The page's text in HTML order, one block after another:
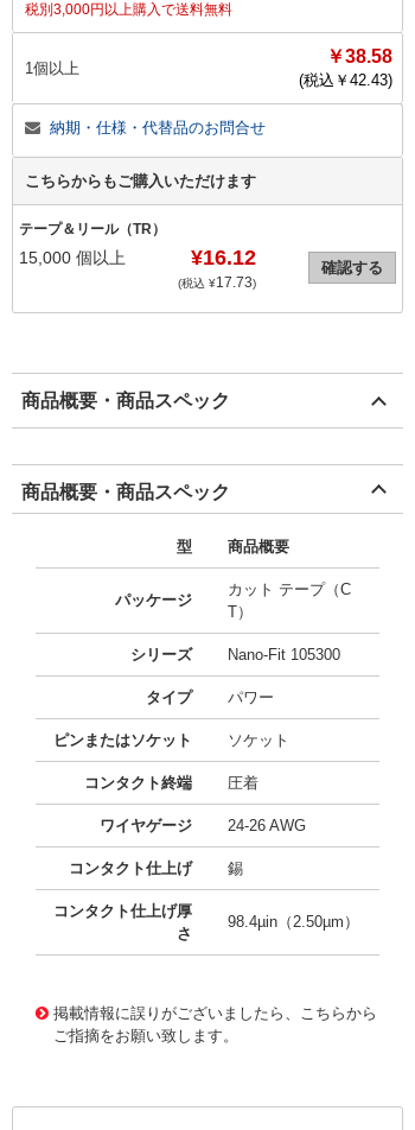
税別3,000円以上購入で送料無料
1個以上
￥38.58
(税込￥ 42.43)
納期・仕様・代替品のお問合せ
こちらからもご購入いただけます
テープ＆リール（TR）
15,000 個以上 ¥16.12
(税込 ¥17.73)
確認する
商品概要・商品スペック
商品概要・商品スペック
型 商品概要
パッケージ
カット テープ（C
T）
シリーズ Nano-Fit 105300
タイプ パワー
ピンまたはソケット ソケット
コンタクト終端 圧着
ワイヤゲージ 24-26 AWG
コンタクト仕上げ 錫
コンタクト仕上げ厚
さ
98.4µin（2.50µm）
掲載情報に誤りがございましたら、こちらから
ご指摘をお願い致します。